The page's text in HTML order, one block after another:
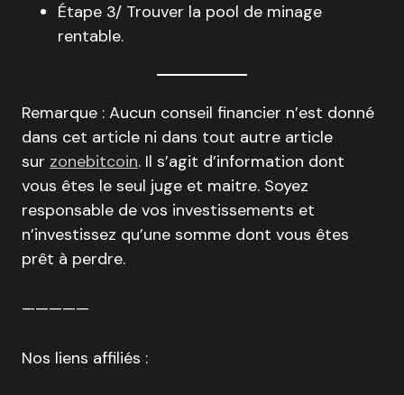
Étape 3/ Trouver la pool de minage
rentable.
Remarque : Aucun conseil financier n’est donné
dans cet article ni dans tout autre article
sur zonebitcoin. Il s’agit d’information dont
vous êtes le seul juge et maitre. Soyez
responsable de vos investissements et
n’investissez qu’une somme dont vous êtes
prêt à perdre.
—————
Nos liens affiliés :